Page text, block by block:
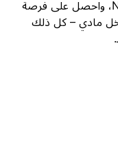
أرسل قالبك إلى معرض قوالب Notion، واحصل على فرصة
مادي – كل ذلك